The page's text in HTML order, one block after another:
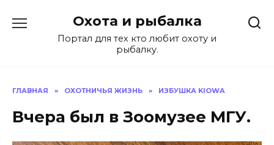
содержанию
Охота и рыбалка
Портал для тех кто любит охоту и
рыбалку.
ГЛАВНАЯ » ОХОТНИЧЬЯ ЖИЗНЬ » ИЗБУШКА KIOWA
Вчера был в Зоомузее МГУ.